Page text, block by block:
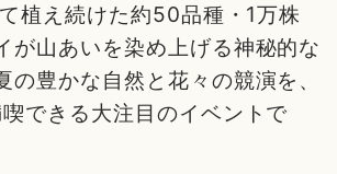
植え続けた約50品種・1万株
が山あいを染め上げる神秘的な
の豊かな自然と花々の競演を、
できる大注目のイベントで